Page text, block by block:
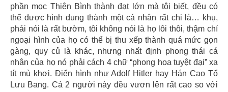
phần mọc Thiên Bình thành đạt lớn mà tôi biết, đều có
thể được hình dung thành một cá nhân rất chi là… khụ,
phải nói là rất bườm, tôi không nói là họ lôi thôi, thậm chí
ngoại hình của họ có thể bị thu xếp thành quá mức gọn
gàng, quy củ là khác, nhưng nhất định phong thái cá
nhân của họ nó phải cách 4 chữ “phong hoa tuyệt đại” xa
tít mù khơi. Điển hình như Adolf Hitler hay Hán Cao Tổ
Lưu Bang. Cả 2 người này đều vươn lên rất cao so với